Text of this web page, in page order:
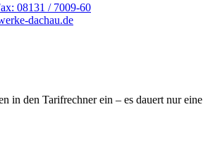
08131 / 7009-60
dachau.de
in den Tarifrechner ein – es dauert nur eine